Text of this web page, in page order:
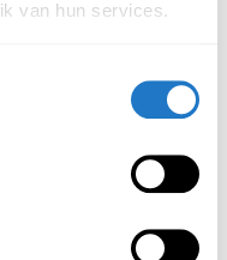
van hun services.
Wit bureaublad